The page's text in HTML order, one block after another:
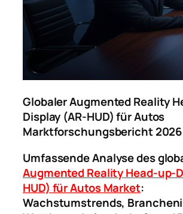
Globaler Augmented Reality
Display (AR-HUD) für Autos
Marktforschungsbericht 2026
Umfassende Analyse des
Augmented Reality Head-up-
HUD) für Autos Market:
Wachstumstrends,